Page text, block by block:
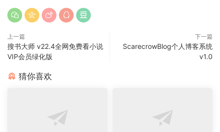
上一篇
搜书大师 v22.4全网免费看小说
VIP会员绿化版
下一篇
ScarecrowBlog个人博客系统
v1.0
猜你喜欢